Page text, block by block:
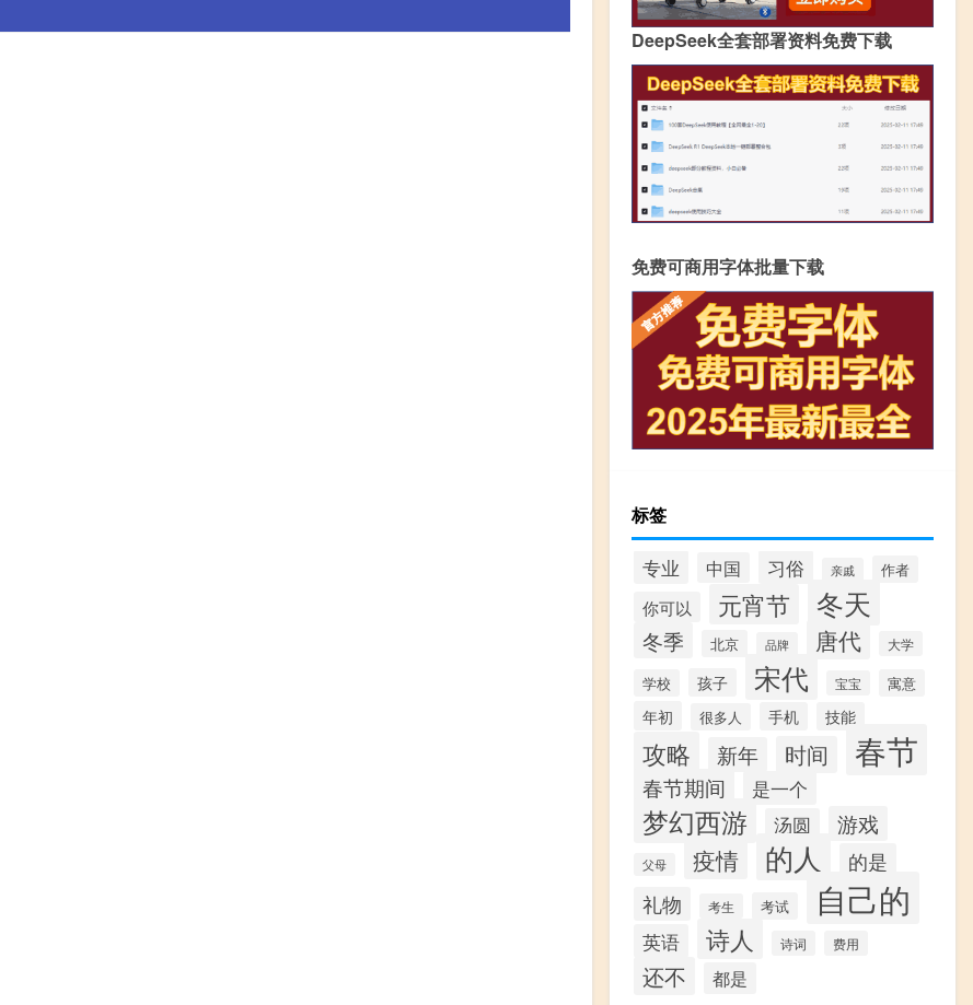
DeepSeek全套部署资料免费下载
免费可商用字体批量下载
标签
专业 中国 习俗 亲戚 作者
你可以 元宵节 冬天
冬季 北京 品牌 唐代 大学
学校 孩子 宋代 宝宝 寓意
年初 很多人 手机 技能
攻略 新年 时间 春节
春节期间 是一个
梦幻西游 汤圆 游戏
父母 疫情 的人 的是
礼物 考生 考试 自己的
英语 诗人 诗词 费用
还不 都是